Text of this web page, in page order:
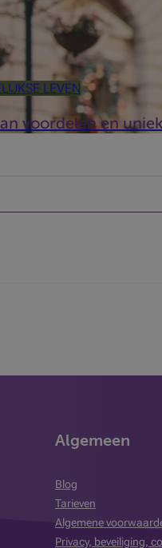
LEVEN
voordelen en
kanaal
Algemeen
Blog
Tarieven
Algemene
Privacy, beveiliging,